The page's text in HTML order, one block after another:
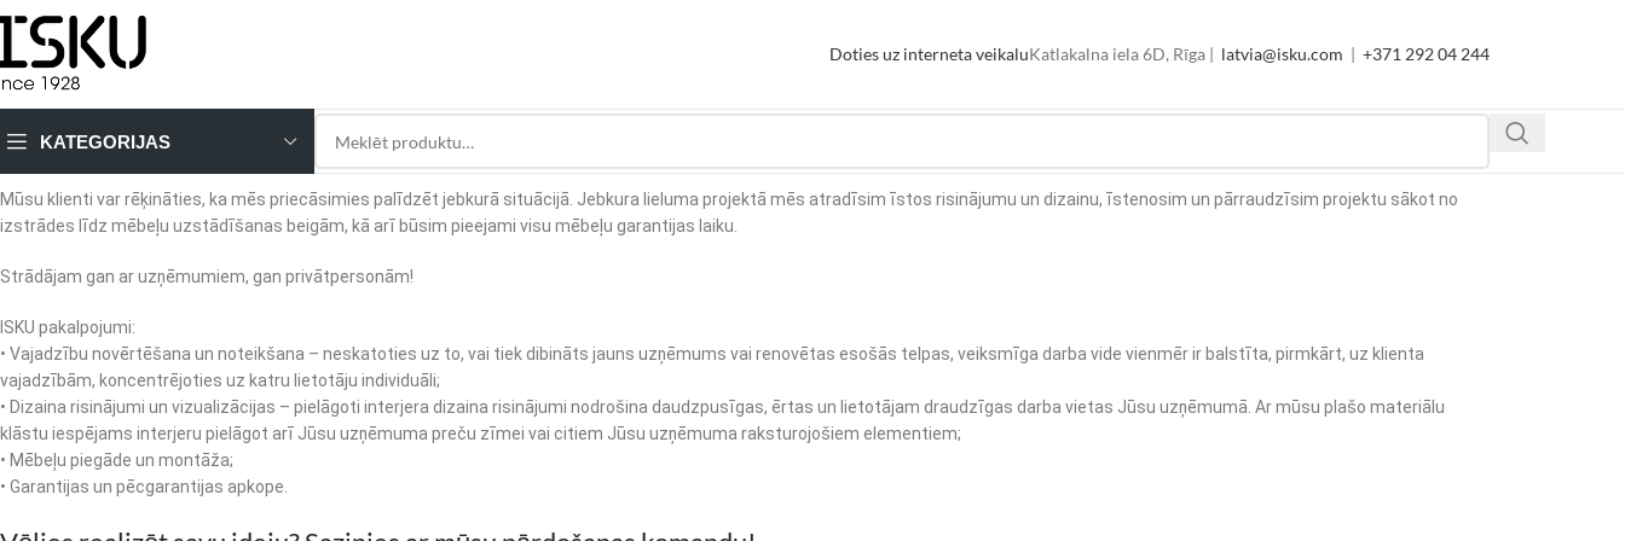
Doties uz interneta veikaluKatlakalna iela 6D, Rīga | latvia@isku.com | +371 292 04 244
KATEGORIJAS
Mūsu klienti var rēķināties, ka mēs priecāsimies palīdzēt jebkurā situācijā. Jebkura lieluma projektā mēs atradīsim īstos risinājumu un dizainu, īstenosim un pārraudzīsim projektu sākot no
izstrādes līdz mēbeļu uzstādīšanas beigām, kā arī būsim pieejami visu mēbeļu garantijas laiku.
Strādājam gan ar uzņēmumiem, gan privātpersonām!
ISKU pakalpojumi:
• Vajadzību novērtēšana un noteikšana – neskatoties uz to, vai tiek dibināts jauns uzņēmums vai renovētas esošās telpas, veiksmīga darba vide vienmēr ir balstīta, pirmkārt, uz klienta
vajadzībām, koncentrējoties uz katru lietotāju individuāli;
• Dizaina risinājumi un vizualizācijas – pielāgoti interjera dizaina risinājumi nodrošina daudzpusīgas, ērtas un lietotājam draudzīgas darba vietas Jūsu uzņēmumā. Ar mūsu plašo materiālu
klāstu iespējams interjeru pielāgot arī Jūsu uzņēmuma preču zīmei vai citiem Jūsu uzņēmuma raksturojošiem elementiem;
• Mēbeļu piegāde un montāža;
• Garantijas un pēcgarantijas apkope.